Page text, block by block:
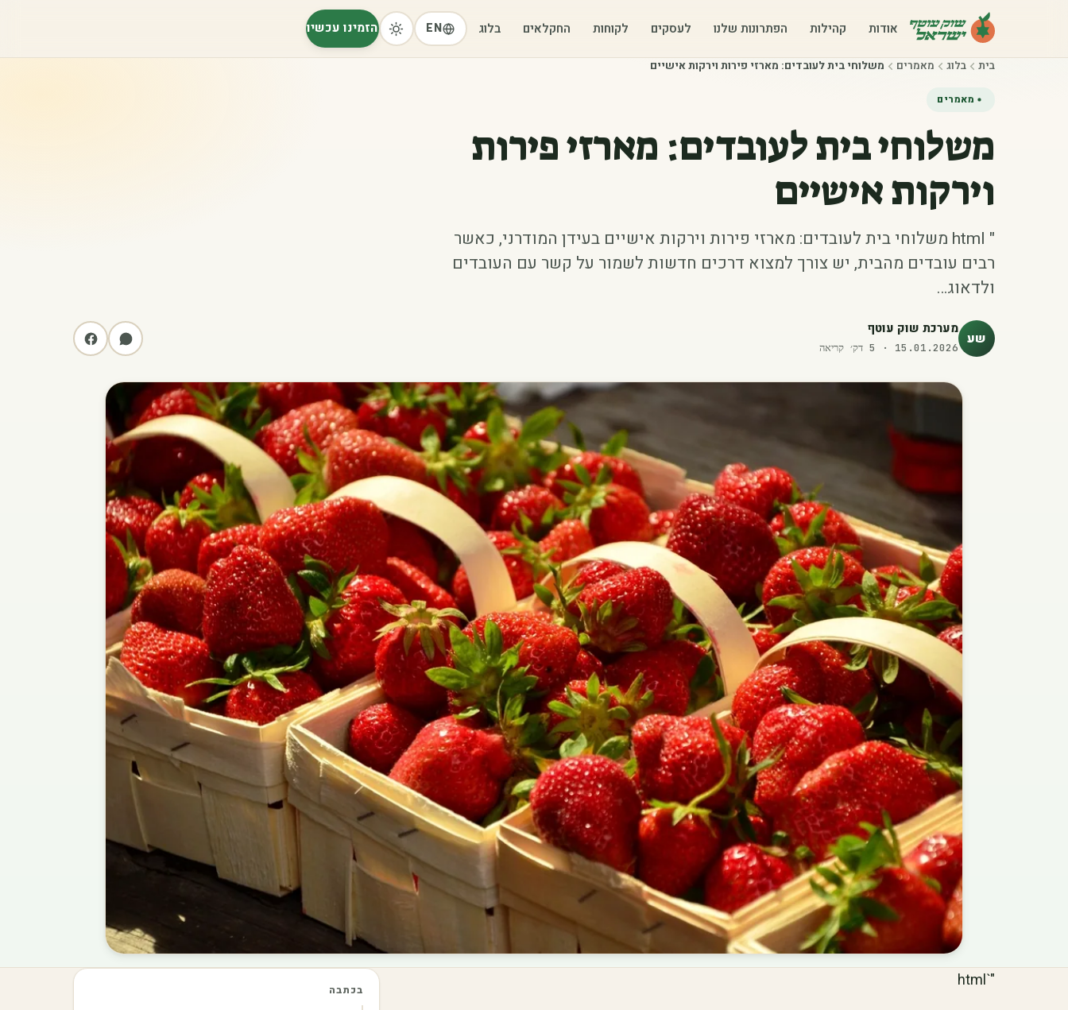
אודות קהילות הפתרונות שלנו לעסקים לקוחות החקלאים בלוג EN הזמינו עכשיו
בית בלוג מאמרים ‫משלוחי בית לעובדים: מארזי פירות וירקות אישיים‬
מאמרים
‫משלוחי בית לעובדים: מארזי פירות
וירקות אישיים‬
" html משלוחי בית לעובדים: מארזי פירות וירקות אישיים בעידן המודרני, כאשר
רבים עובדים מהבית, יש צורך למצוא דרכים חדשות לשמור על קשר עם העובדים
ולדאוג…
שע מערכת שוק עוטף
15.01.2026
·
5 דק׳ קריאה
"`html
בכתבה